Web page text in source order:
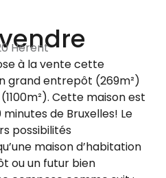
Herent
à la vente cette
grand entrepôt (269m²)
Cette maison est
de Bruxelles! Le
possibilités
maison d’habitation
ou un futur bien